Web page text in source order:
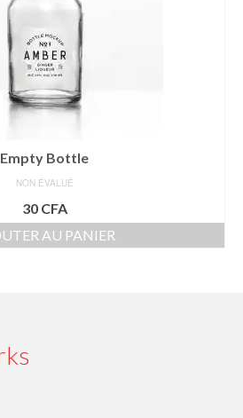
AND
Empty Bottle
NON ÉVALUÉ
30 CFA
AU PANIER